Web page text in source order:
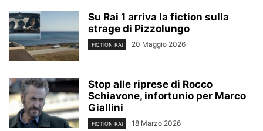
Su Rai 1 arriva la fiction sulla
strage di Pizzolungo
FICTION RAI 20 Maggio 2026
Stop alle riprese di Rocco
Schiavone, infortunio per Marco
Giallini
FICTION RAI 18 Marzo 2026